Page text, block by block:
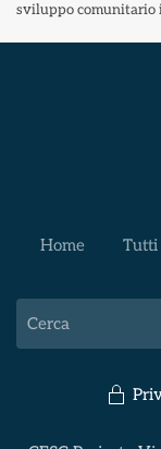
sviluppo comunitario
Home Tutti